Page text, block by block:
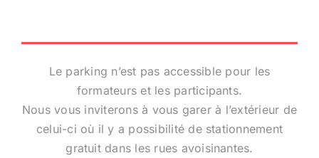
Le parking n’est pas accessible pour les
formateurs et les participants.
Nous vous inviterons à vous garer à l’extérieur de
celui-ci où il y a possibilité de stationnement
gratuit dans les rues avoisinantes.